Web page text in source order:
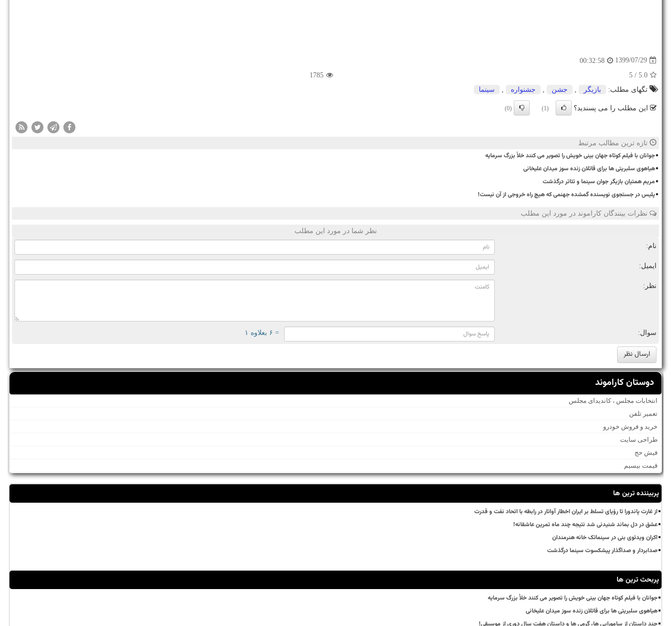
1399/07/29
00:32:58
5.0
/ 5
1785
تگهای مطلب:
بازیگر , جشن , جشنواره , سینما
این مطلب را می پسندید؟ (1)
(0)
تازه ترین مطالب مرتبط
جوانان با فیلم کوتاه جهان بینی خویش را تصویر می کنند خلأ بزرگ سرمایه
هیاهوی سلبریتی ها برای قاتلان زنده سوز میدان علیخانی
مریم همتیان بازیگر جوان سینما و تئاتر درگذشت
پلیس در جستجوی نویسنده گمشده جهنمی که هیچ راه خروجی از آن نیست!
نظرات بینندگان کاراموند در مورد این مطلب
نظر شما در مورد این مطلب
نام:
ایمیل:
نظر:
سوال: = ۶ بعلاوه ۱
دوستان کاراموند
انتخابات مجلس ، کاندیدای مجلس
تعمیر تلفن
خرید و فروش خودرو
طراحی سایت
فیش حج
قیمت بیسیم
پربیننده ترین ها
از غارت پاندورا تا رؤیای تسلط بر ایران اخطار آواتار در رابطه با اتحاد نفت و قدرت
عشق در دل بماند شنیدنی شد نتیجه چند ماه تمرین عاشقانه!
اکران ویدئوی بنی در سینماتک خانه هنرمندان
صدابردار و صداگذار پیشکسوت سینما درگذشت
پربحث ترین ها
جوانان با فیلم کوتاه جهان بینی خویش را تصویر می کنند خلأ بزرگ سرمایه
هیاهوی سلبریتی ها برای قاتلان زنده سوز میدان علیخانی
چند داستان از سامورایی ها، گرمی ها و داستان هفت سال دوری از موسیقی!